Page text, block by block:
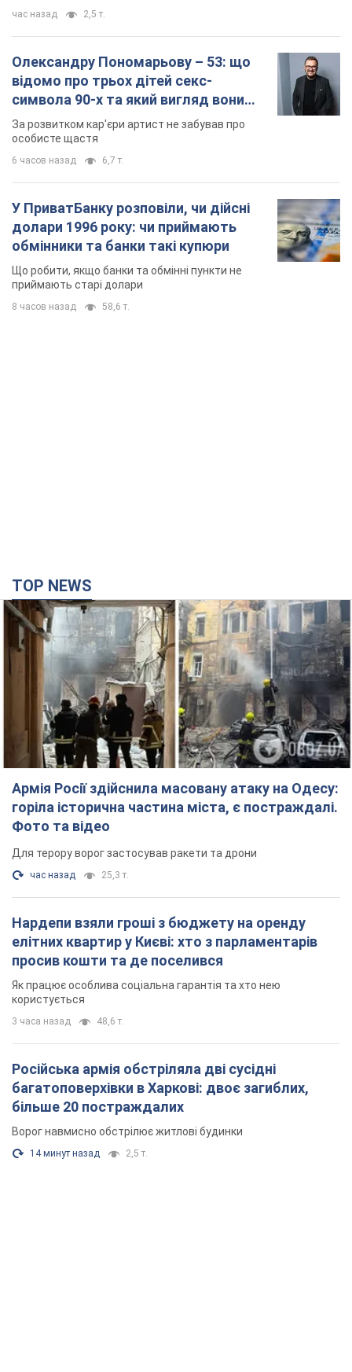
час назад 2,5 т.
Олександру Пономарьову – 53: що
відомо про трьох дітей секс-
символа 90-х та який вигляд вони
мають
За розвитком кар'єри артист не забував про
особисте щастя
6 часов назад 6,7 т.
У ПриватБанку розповіли, чи дійсні
долари 1996 року: чи приймають
обмінники та банки такі купюри
Що робити, якщо банки та обмінні пункти не
приймають старі долари
8 часов назад 58,6 т.
TOP NEWS
Армія Росії здійснила масовану атаку на Одесу:
горіла історична частина міста, є постраждалі.
Фото та відео
Для терору ворог застосував ракети та дрони
час назад 25,3 т.
Нардепи взяли гроші з бюджету на оренду
елітних квартир у Києві: хто з парламентарів
просив кошти та де поселився
Як працює особлива соціальна гарантія та хто нею
користується
3 часа назад 48,6 т.
Російська армія обстріляла дві сусідні
багатоповерхівки в Харкові: двоє загиблих,
більше 20 постраждалих
Ворог навмисно обстрілює житлові будинки
14 минут назад 2,5 т.